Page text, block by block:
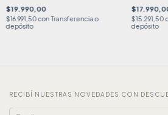
$19.990,00
$16.991,50con Transferencia o
depósito
$15.291,50
depósito
RECIBÍ NUESTRAS NOVEDADES CON